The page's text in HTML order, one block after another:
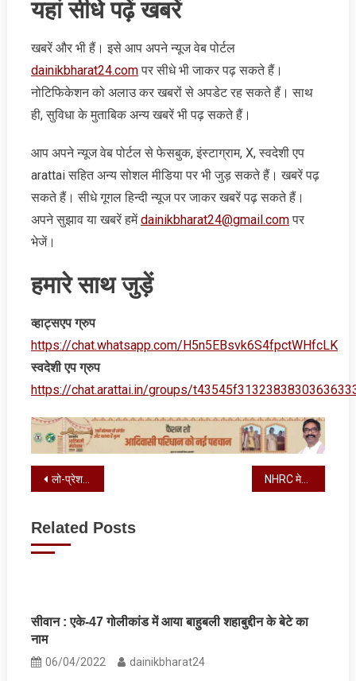
यहां सीधे पढ़ें खबरें
खबरें और भी हैं। इसे आप अपने न्‍यूज वेब पोर्टल
dainikbharat24.comपर सीधे भी जाकर पढ़ सकते हैं।
नोटिफिकेशन को अलाउ कर खबरों से अपडेट रह सकते हैं। साथ
ही, सुविधा के मुताबिक अन्‍य खबरें भी पढ़ सकते हैं।
आप अपने न्‍यूज वेब पोर्टल से फेसबुक, इंस्‍टाग्राम, X, स्‍वदेशी एप
arattai सहित अन्‍य सोशल मीडिया पर भी जुड़ सकते हैं। खबरें पढ़
सकते हैं। सीधे गूगल हिन्‍दी न्‍यूज पर जाकर खबरें पढ़ सकते हैं।
अपने सुझाव या खबरें हमेंdainikbharat24@gmail.comपर
भेजें।
हमारे साथ जुड़ें
व्‍हाट्सएप ग्रुप
https://chat.whatsapp.com/H5n5EBsvk6S4fpctWHfcLK
स्‍वदेशी एप ग्रुप
https://chat.arattai.in/groups/
Post
लो-प्रेशर एरिया सक्रिय, इन राज्‍यों में अत्‍यंत भारी बारिश की चेतावनी NHRC मेडिकल कॉलेज में धार्मिक भेदभाव को लिया स्‍वत: संज्ञान, जानें पूरा मामला
Related Posts
सीवान : एके-47 गोलीकांड में आया बाहुबली शहाबुद्दीन के बेटे का
नाम
06/04/2022 dainikbharat24